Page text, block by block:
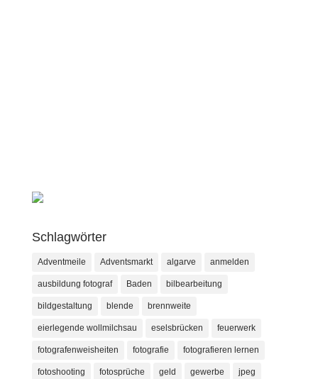
Schlagwörter
Adventmeile Adventsmarkt algarve anmelden
ausbildung fotograf Baden bilbearbeitung
bildgestaltung blende brennweite
eierlegende wollmilchsau eselsbrücken feuerwerk
fotografenweisheiten fotografie fotografieren lernen
fotoshooting fotosprüche geld gewerbe jpeg